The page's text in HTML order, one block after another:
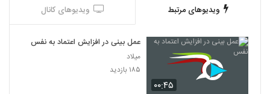
ویدیوهای مرتبط ویدیوهای کانال
۰۰:۴۵
عمل بینی در افزایش اعتماد به نفس
میلاد
۱۸۵ بازدید